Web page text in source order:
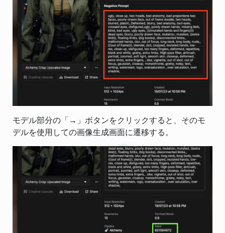
モデル部分の「→」ボタンをクリックすると、そのモ
デルを使用しての画像生成画面に遷移する。